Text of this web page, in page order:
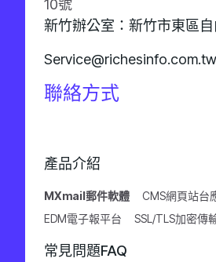
10號
新竹辦公室：新竹市東區
Service@richesinfo.com.tw
聯絡方式
產品介紹
MXmail郵件軟體
CMS網頁站台
EDM電子報平台
SSL/TLS加密傳
常見問題FAQ